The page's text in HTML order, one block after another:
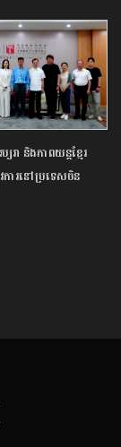
រា និង​ភាពយន្ត​ខ្មែរ
វ​ការ​នៅ​ប្រទេស​ចិន